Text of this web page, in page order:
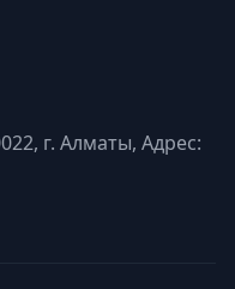
г. Алматы, Адрес: